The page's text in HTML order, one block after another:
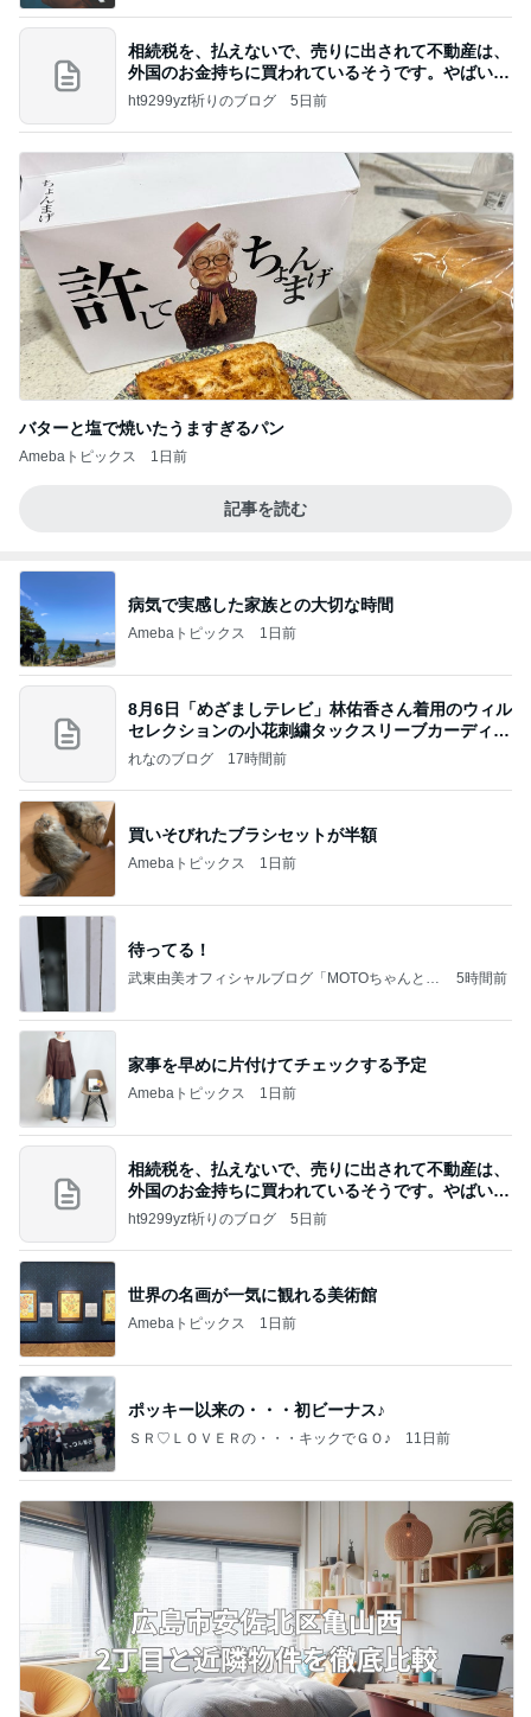
相続税を、払えないで、売りに出されて不動産は、
外国のお金持ちに買われているそうです。やばいで
すよ
ht9299yzf祈りのブログ 5日前
バターと塩で焼いたうますぎるパン
Amebaトピックス 1日前
記事を読む
病気で実感した家族との大切な時間
Amebaトピックス 1日前
8月6日「めざましテレビ」林佑香さん着用のウィル
セレクションの小花刺繍タックスリーブカーディガ
ン
れなのブログ 17時間前
買いそびれたブラシセットが半額
Amebaトピックス 1日前
待ってる！
武東由美オフィシャルブログ「MOTOちゃんとの
5時間前
家事を早めに片付けてチェックする予定
Amebaトピックス 1日前
相続税を、払えないで、売りに出されて不動産は、
外国のお金持ちに買われているそうです。やばいで
すよ
ht9299yzf祈りのブログ 5日前
世界の名画が一気に観れる美術館
Amebaトピックス 1日前
ポッキー以来の・・・初ビーナス♪
ＳＲ♡ＬＯＶＥＲの・・・キックでＧＯ♪ 11日前